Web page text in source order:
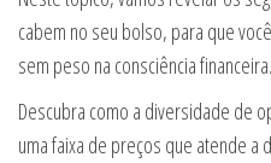
cabem no seu bolso, para que
sem peso na consciência financeira.
Descubra como a diversidade de
uma faixa de preços que atende a